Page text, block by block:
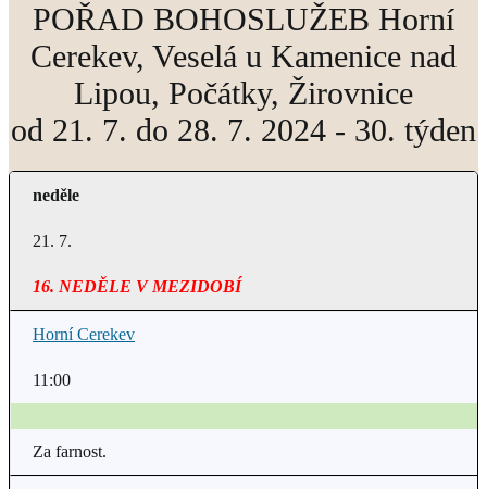
POŘAD BOHOSLUŽEB Horní
Cerekev, Veselá u Kamenice nad
Lipou, Počátky, Žirovnice
od 21. 7. do 28. 7. 2024 - 30. týden
neděle
21. 7.
16. NEDĚLE V MEZIDOBÍ
Horní Cerekev
11:00
Za farnost.